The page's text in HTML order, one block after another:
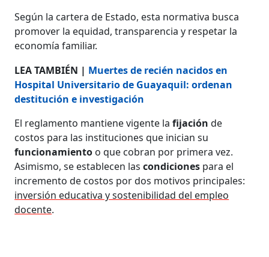
Según la cartera de Estado, esta normativa busca
promover la equidad, transparencia y respetar la
economía familiar.
LEA TAMBIÉN | Muertes de recién nacidos en
Hospital Universitario de Guayaquil: ordenan
destitución e investigación
El reglamento mantiene vigente lafijaciónde
costos para las instituciones que inician su
funcionamiento o que cobran por primera vez.
Asimismo, se establecen lascondiciones para el
incremento de costos por dos motivos principales:
inversión educativa y sostenibilidad del empleo
docente.